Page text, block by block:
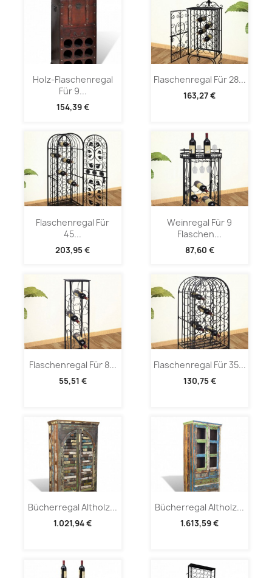
Holz-Flaschenregal
Für 9...
154,39 €
Flaschenregal Für 28...
163,27 €
Flaschenregal Für
45...
203,95 €
Weinregal Für 9
Flaschen...
87,60 €
Flaschenregal Für 8...
55,51 €
Flaschenregal Für 35...
130,75 €
Bücherregal Altholz...
1.021,94 €
Bücherregal Altholz...
1.613,59 €